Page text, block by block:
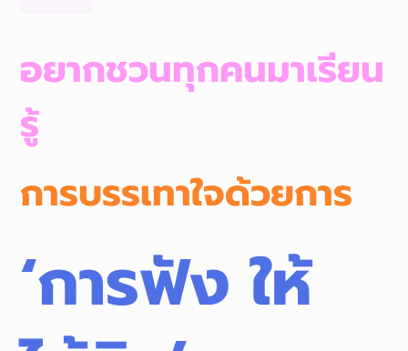
อยากชวนทุกคนมาเรียน
รู้
การบรรเทาใจด้วยการ
‘การฟัง ให้